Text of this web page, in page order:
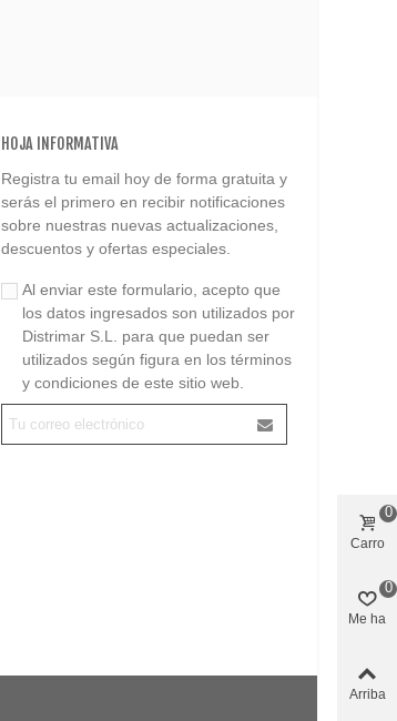
HOJA INFORMATIVA
Registra tu email hoy de forma gratuita y
serás el primero en recibir notificaciones
sobre nuestras nuevas actualizaciones,
descuentos y ofertas especiales.
Al enviar este formulario, acepto que
los datos ingresados son utilizados por
Distrimar S.L. para que puedan ser
utilizados según figura en los términos
y condiciones de este sitio web.
Carro
0
Me ha
0
Arriba